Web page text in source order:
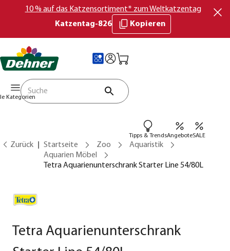
10 % auf das Katzensortiment* zum Weltkatzentag
Katzentag-826
Kopieren
Kategorien
Tipps & TrendsAngeboteSALE
Zurück Startseite Zoo
Aquaristik
Aquarien Möbel
Tetra Aquarienunterschrank Starter Line 54/80L
Tetra Aquarienunterschrank